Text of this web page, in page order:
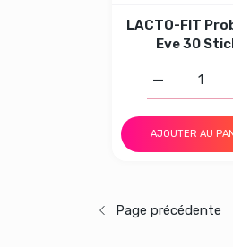
LACTO-FIT
Eve 30
Augmenter
AJOUTER AU
Page précédente